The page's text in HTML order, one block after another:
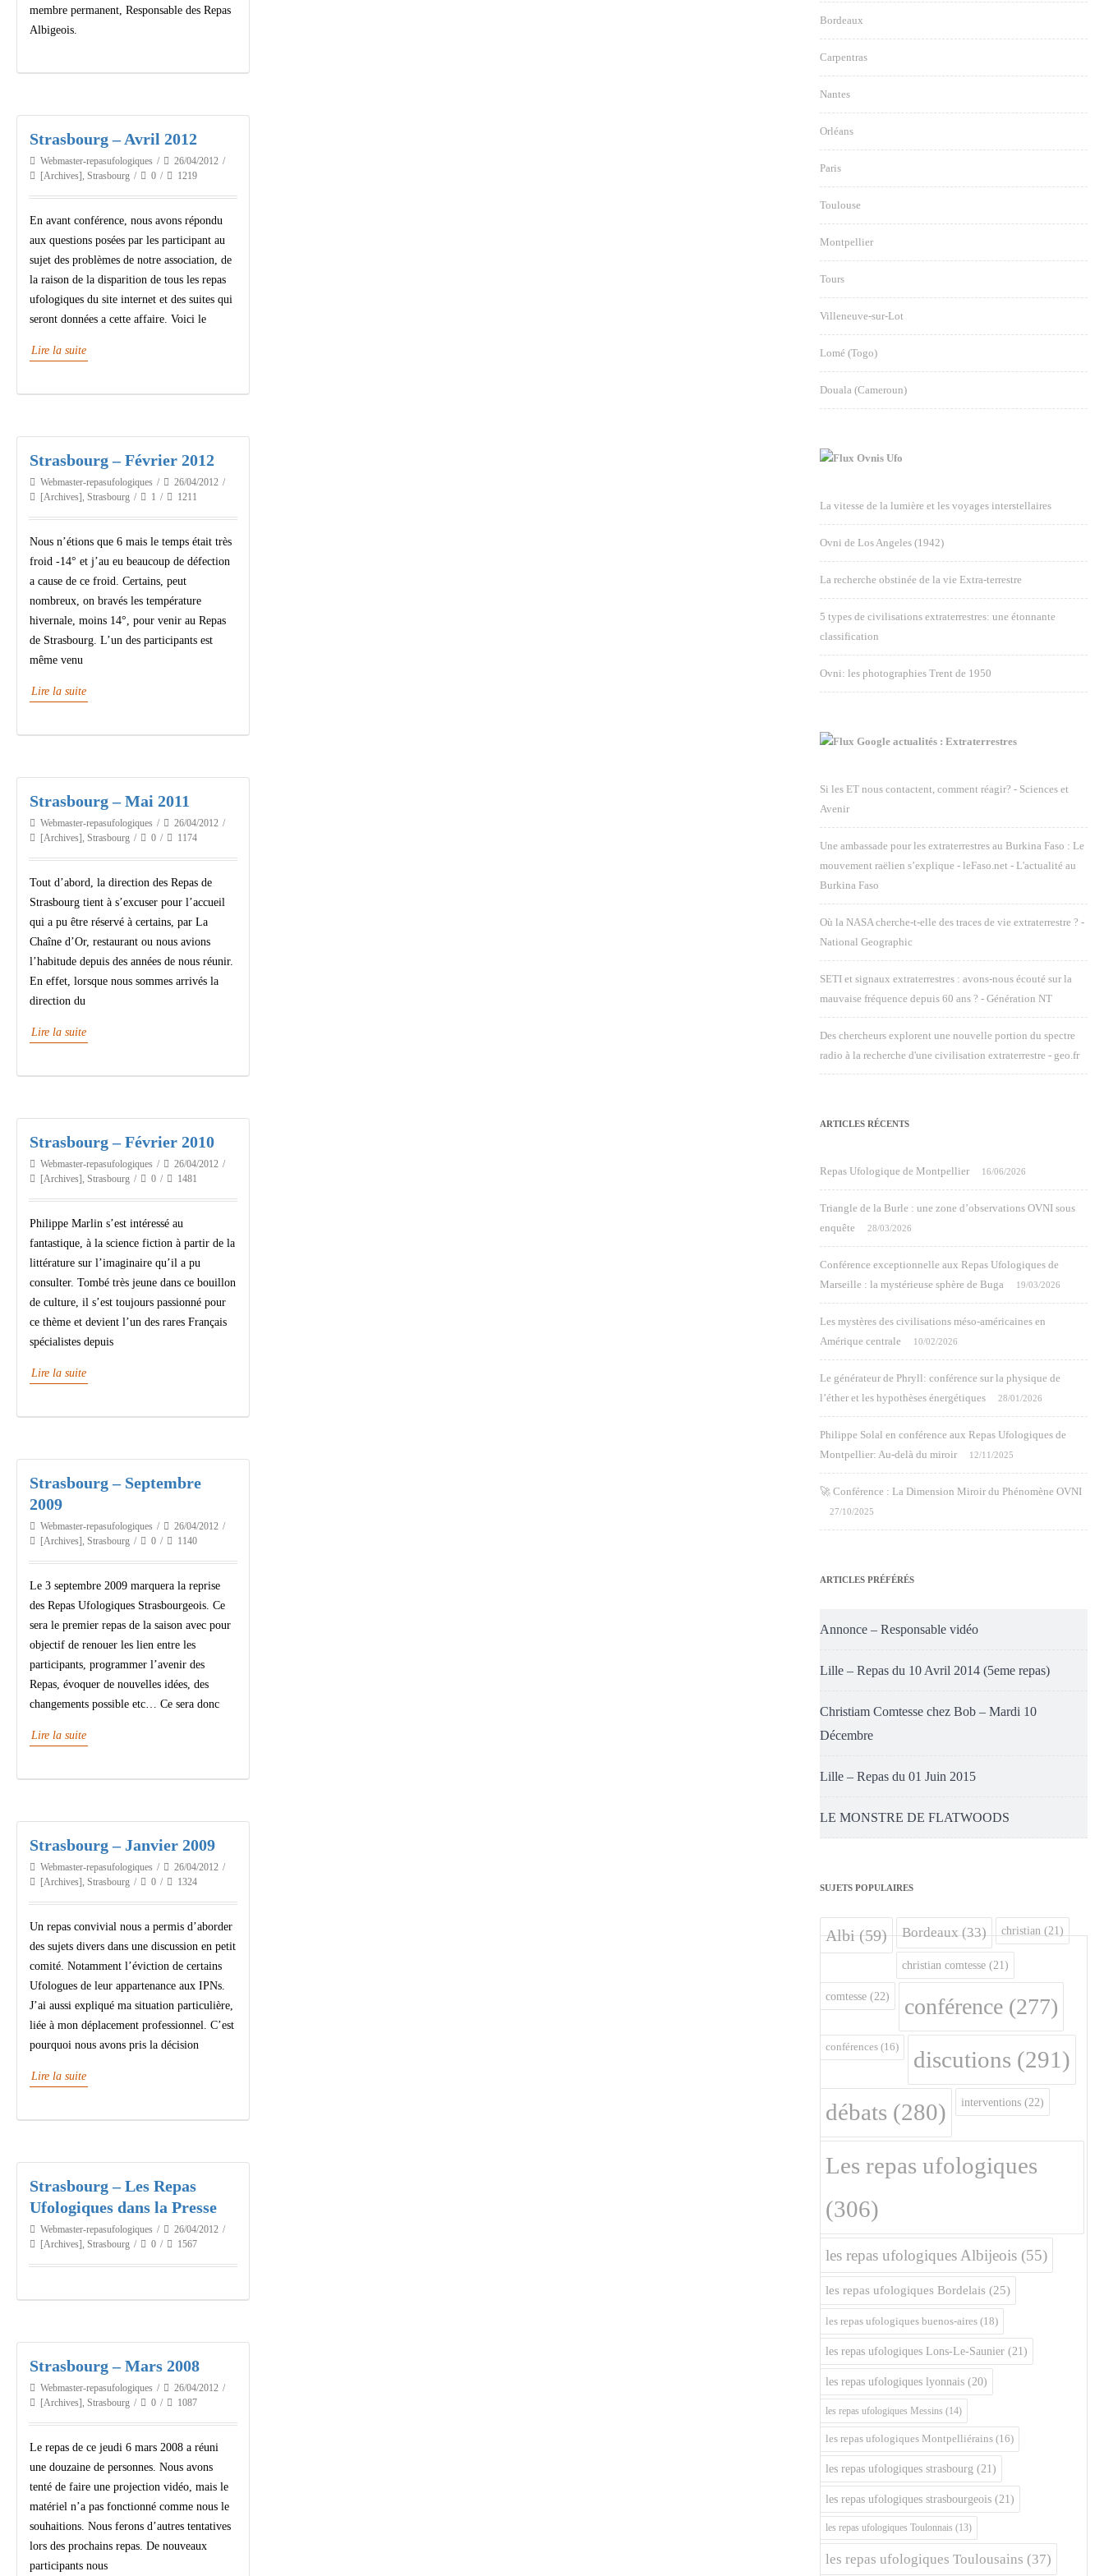
membre permanent, Responsable des Repas
Albigeois.
Strasbourg – Avril 2012
Webmaster-repasufologiques
26/04/2012
[Archives], Strasbourg 0 1219
En avant conférence, nous avons répondu
aux questions posées par les participant au
sujet des problèmes de notre association, de
la raison de la disparition de tous les repas
ufologiques du site internet et des suites qui
seront données a cette affaire. Voici le
Lire la suite
Strasbourg – Février 2012
Webmaster-repasufologiques
26/04/2012
[Archives], Strasbourg 1 1211
Nous n’étions que 6 mais le temps était très
froid -14° et j’au eu beaucoup de défection
a cause de ce froid. Certains, peut
nombreux, on bravés les température
hivernale, moins 14°, pour venir au Repas
de Strasbourg. L’un des participants est
même venu
Lire la suite
Strasbourg – Mai 2011
Webmaster-repasufologiques
26/04/2012
[Archives], Strasbourg 0 1174
Tout d’abord, la direction des Repas de
Strasbourg tient à s’excuser pour l’accueil
qui a pu être réservé à certains, par La
Chaîne d’Or, restaurant ou nous avions
l’habitude depuis des années de nous réunir.
En effet, lorsque nous sommes arrivés la
direction du
Lire la suite
Strasbourg – Février 2010
Webmaster-repasufologiques
26/04/2012
[Archives], Strasbourg 0 1481
Philippe Marlin s’est intéressé au
fantastique, à la science fiction à partir de la
littérature sur l’imaginaire qu’il a pu
consulter. Tombé très jeune dans ce bouillon
de culture, il s’est toujours passionné pour
ce thème et devient l’un des rares Français
spécialistes depuis
Lire la suite
Strasbourg – Septembre
2009
Webmaster-repasufologiques
26/04/2012
[Archives], Strasbourg 0 1140
Le 3 septembre 2009 marquera la reprise
des Repas Ufologiques Strasbourgeois. Ce
sera le premier repas de la saison avec pour
objectif de renouer les lien entre les
participants, programmer l’avenir des
Repas, évoquer de nouvelles idées, des
changements possible etc… Ce sera donc
Lire la suite
Strasbourg – Janvier 2009
Webmaster-repasufologiques
26/04/2012
[Archives], Strasbourg 0 1324
Un repas convivial nous a permis d’aborder
des sujets divers dans une discussion en petit
comité. Notamment l’éviction de certains
Ufologues de leur appartenance aux IPNs.
J’ai aussi expliqué ma situation particulière,
liée à mon déplacement professionnel. C’est
pourquoi nous avons pris la décision
Lire la suite
Strasbourg – Les Repas
Ufologiques dans la Presse
Webmaster-repasufologiques
26/04/2012
[Archives], Strasbourg 0 1567
Strasbourg – Mars 2008
Webmaster-repasufologiques
26/04/2012
[Archives], Strasbourg 0 1087
Le repas de ce jeudi 6 mars 2008 a réuni
une douzaine de personnes. Nous avons
tenté de faire une projection vidéo, mais le
matériel n’a pas fonctionné comme nous le
souhaitions. Nous ferons d’autres tentatives
lors des prochains repas. De nouveaux
participants nous
Bordeaux
Carpentras
Nantes
Orléans
Paris
Toulouse
Montpellier
Tours
Villeneuve-sur-Lot
Lomé (Togo)
Douala (Cameroun)
Ovnis Ufo
La vitesse de la lumière et les voyages interstellaires
Ovni de Los Angeles (1942)
La recherche obstinée de la vie Extra-terrestre
5 types de civilisations extraterrestres: une étonnante
classification
Ovni: les photographies Trent de 1950
Google actualités : Extraterrestres
Si les ET nous contactent, comment réagir? - Sciences et
Avenir
Une ambassade pour les extraterrestres au Burkina Faso : Le
mouvement raëlien s’explique - leFaso.net - L'actualité au
Burkina Faso
Où la NASA cherche-t-elle des traces de vie extraterrestre ? -
National Geographic
SETI et signaux extraterrestres : avons-nous écouté sur la
mauvaise fréquence depuis 60 ans ? - Génération NT
Des chercheurs explorent une nouvelle portion du spectre
radio à la recherche d'une civilisation extraterrestre - geo.fr
ARTICLES RÉCENTS
Repas Ufologique de Montpellier 16/06/2026
Triangle de la Burle : une zone d’observations OVNI sous
enquête
28/03/2026
Conférence exceptionnelle aux Repas Ufologiques de
Marseille : la mystérieuse sphère de Buga
19/03/2026
Les mystères des civilisations méso-américaines en
Amérique centrale
10/02/2026
Le générateur de Phryll: conférence sur la physique de
l’éther et les hypothèses énergétiques
28/01/2026
Philippe Solal en conférence aux Repas Ufologiques de
Montpellier: Au-delà du miroir
12/11/2025
🚀 Conférence : La Dimension Miroir du Phénomène OVNI
27/10/2025
ARTICLES PRÉFÉRÉS
Annonce – Responsable vidéo
Lille – Repas du 10 Avril 2014 (5eme repas)
Christiam Comtesse chez Bob – Mardi 10
Décembre
Lille – Repas du 01 Juin 2015
LE MONSTRE DE FLATWOODS
SUJETS POPULAIRES
Albi(59) Bordeaux(33) christian (21)
christian comtesse (21)
comtesse (22) conférence (277)
conférences (16) discutions (291)
débats (280) interventions (22)
Les repas ufologiques
(306)
les repas ufologiques Albijeois (55)
les repas ufologiques Bordelais (25)
les repas ufologiques buenos-aires (18)
les repas ufologiques Lons-Le-Saunier (21)
les repas ufologiques lyonnais (20)
les repas ufologiques Messins (14)
les repas ufologiques Montpelliérains (16)
les repas ufologiques strasbourg (21)
les repas ufologiques strasbourgeois (21)
les repas ufologiques Toulonnais (13)
les repas ufologiques Toulousains (37)